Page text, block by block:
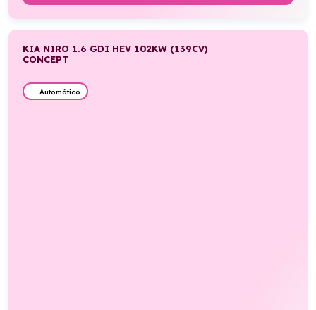
KIA NIRO 1.6 GDI HEV 102KW (139CV)
CONCEPT
Automático